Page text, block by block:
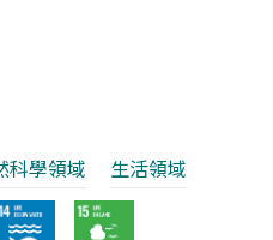
科學領域 生活領域